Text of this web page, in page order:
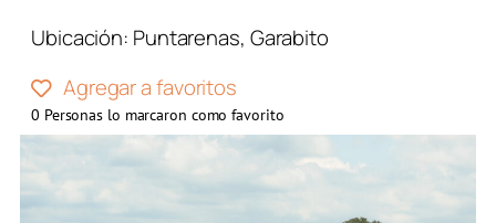
Ubicación: Puntarenas, Garabito
Agregar a favoritos
0 Personas lo marcaron como favorito